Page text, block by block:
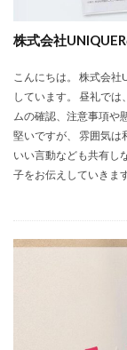
株式会社
こんにちは。 株式会社
しています。 昼礼で
ムの確認、注意事項や
堅いですが、 雰囲気
いい言動なども共有し
子をお伝えしていきま